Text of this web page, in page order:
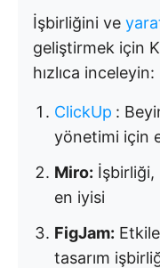
İşbirliğini ve
geliştirmek için
hızlıca inceleyin:
ClickUp :
yönetimi için
Miro: İşbirliği,
en iyisi
FigJam:
tasarım